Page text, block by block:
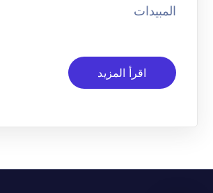
المبيدات
اقرأ المزيد